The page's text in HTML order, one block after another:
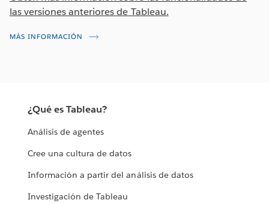
las versiones anteriores de Tableau.
MÁS INFORMACIÓN
¿Qué es Tableau?
Análisis de agentes
Cree una cultura de datos
Información a partir del análisis de datos
Investigación de Tableau